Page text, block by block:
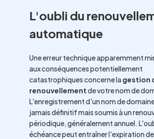
L'oubli du
automatique
Une erreur technique apparemment
aux conséquences potentiellement
catastrophiques concerne la gestion
renouvellementde votre nom de
L'enregistrement d'un nom de
jamais définitif mais soumis à un
périodique, généralement annuel.
échéance peut entraîner l'expiration